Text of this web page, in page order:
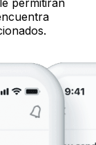
permitirán